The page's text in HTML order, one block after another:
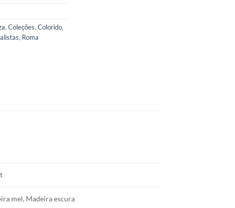
, Coleções, Colorido,
, Roma
mel, Madeira escura